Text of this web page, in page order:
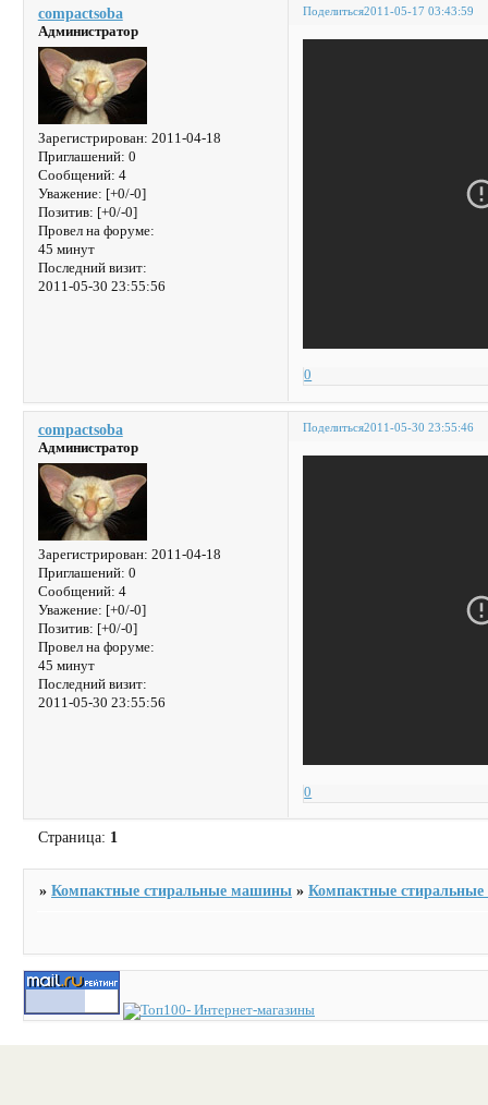
Поделиться2011-05-17 03:43:59
compactsoba
Администратор
Зарегистрирован: 2011-04-18
Приглашений: 0
Сообщений: 4
Уважение: [+0/-0]
Позитив: [+0/-0]
Провел на форуме:
45 минут
Последний визит:
2011-05-30 23:55:56
0
Поделиться2011-05-30 23:55:46
compactsoba
Администратор
Зарегистрирован: 2011-04-18
Приглашений: 0
Сообщений: 4
Уважение: [+0/-0]
Позитив: [+0/-0]
Провел на форуме:
45 минут
Последний визит:
2011-05-30 23:55:56
0
Страница: 1
»Компактные стиральные машины »Компактные